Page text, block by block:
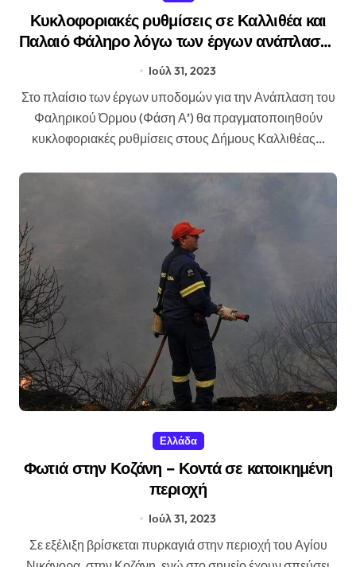
Κυκλοφοριακές ρυθμίσεις σε Καλλιθέα και
Παλαιό Φάληρο λόγω των έργων ανάπλασης
στον φαληρικό όρμο
Ιούλ 31, 2023
Στο πλαίσιο των έργων υποδομών για την Ανάπλαση του
Φαληρικού Όρμου (Φάση Α’) θα πραγματοποιηθούν
κυκλοφοριακές ρυθμίσεις στους Δήμους Καλλιθέας…
Ελλάδα
Φωτιά στην Κοζάνη – Κοντά σε κατοικημένη
περιοχή
Ιούλ 31, 2023
Σε εξέλιξη βρίσκεται πυρκαγιά στην περιοχή του Αγίου